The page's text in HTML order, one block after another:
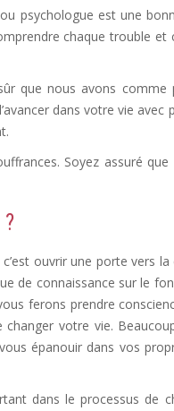
psychologue est une
chaque trouble
que nous avons
dans votre vie
Soyez assuré
ouvrir une porte vers
de connaissance sur le
ferons prendre
votre vie.
épanouir dans vos
dans le processus de